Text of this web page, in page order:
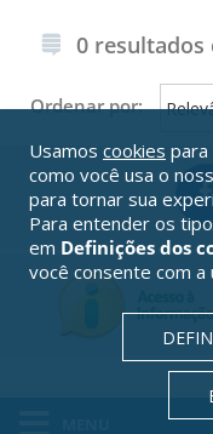
0 resultados
Ordenar por:
Usamos cookies para
como você usa o
para tornar sua
Para entender os
em Definições dos
você consente com a